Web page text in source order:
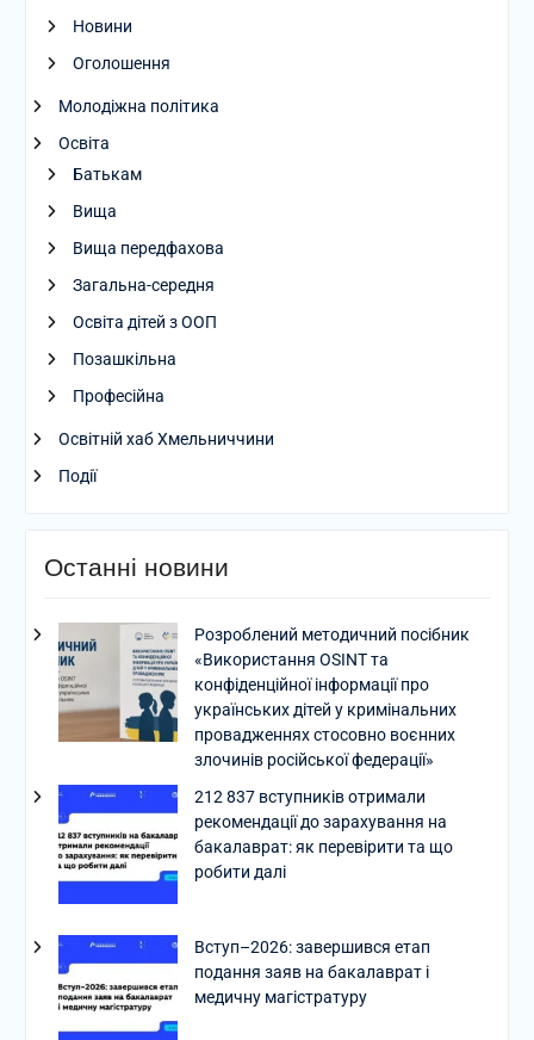
Новини
Оголошення
Молодіжна політика
Освіта
Батькам
Вища
Вища передфахова
Загальна-середня
Освіта дітей з ООП
Позашкільна
Професійна
Освітній хаб Хмельниччини
Події
Останні новини
Розроблений методичний посібник
«Використання OSINT та
конфіденційної інформації про
українських дітей у кримінальних
провадженнях стосовно воєнних
злочинів російської федерації»
212 837 вступників отримали
рекомендації до зарахування на
бакалаврат: як перевірити та що
робити далі
Вступ–2026: завершився етап
подання заяв на бакалаврат і
медичну магістратуру